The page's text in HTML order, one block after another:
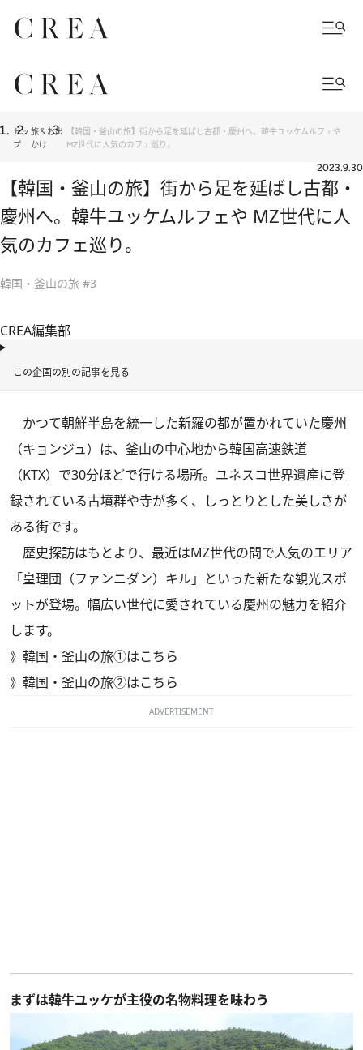
トッ
プ
旅＆お出
かけ
【韓国・釜山の旅】街から足を延ばし古都・慶州へ。韓牛ユッケムルフェや
MZ世代に人気のカフェ巡り。
2023.9.30
【韓国・釜山の旅】街から足を延ばし古都・
慶州へ。韓牛ユッケムルフェや MZ世代に人
気のカフェ巡り。
韓国・釜山の旅 #3
CREA編集部
この企画の別の記事を見る
かつて朝鮮半島を統一した新羅の都が置かれていた慶州
（キョンジュ）は、釜山の中心地から韓国高速鉄道
（KTX）で30分ほどで行ける場所。ユネスコ世界遺産に登
録されている古墳群や寺が多く、しっとりとした美しさが
ある街です。
歴史探訪はもとより、最近はMZ世代の間で人気のエリア
「皇理団（ファンニダン）キル」といった新たな観光スポ
ットが登場。幅広い世代に愛されている慶州の魅力を紹介
します。
》 韓国・釜山の旅①はこちら
》 韓国・釜山の旅②はこちら
ADVERTISEMENT
まずは韓牛ユッケが主役の名物料理を味わう